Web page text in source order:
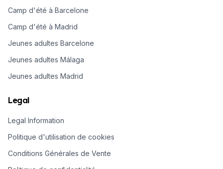
Camp d'été à Barcelone
Camp d'été à Madrid
Jeunes adultes Barcelone
Jeunes adultes Málaga
Jeunes adultes Madrid
Legal
Legal Information
Politique d'utilisation de cookies
Conditions Générales de Vente